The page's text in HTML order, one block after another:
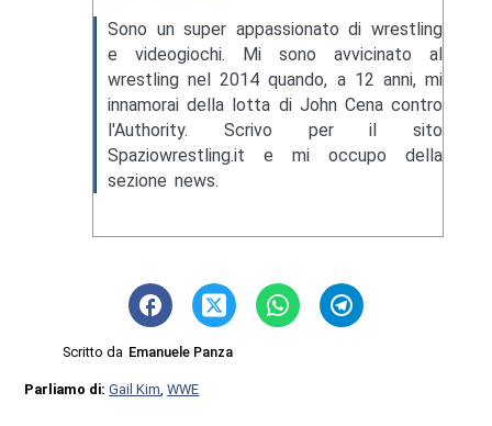
Sono un super appassionato di wrestling
e videogiochi. Mi sono avvicinato al
wrestling nel 2014 quando, a 12 anni, mi
innamorai della lotta di John Cena contro
l'Authority. Scrivo per il sito
Spaziowrestling.it e mi occupo della
sezione news.
Scritto da Emanuele Panza
Parliamo di:Gail Kim ,WWE